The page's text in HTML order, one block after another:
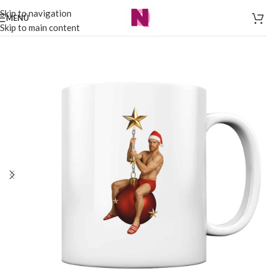
Skip to navigation
Skip to main content
MENÜ